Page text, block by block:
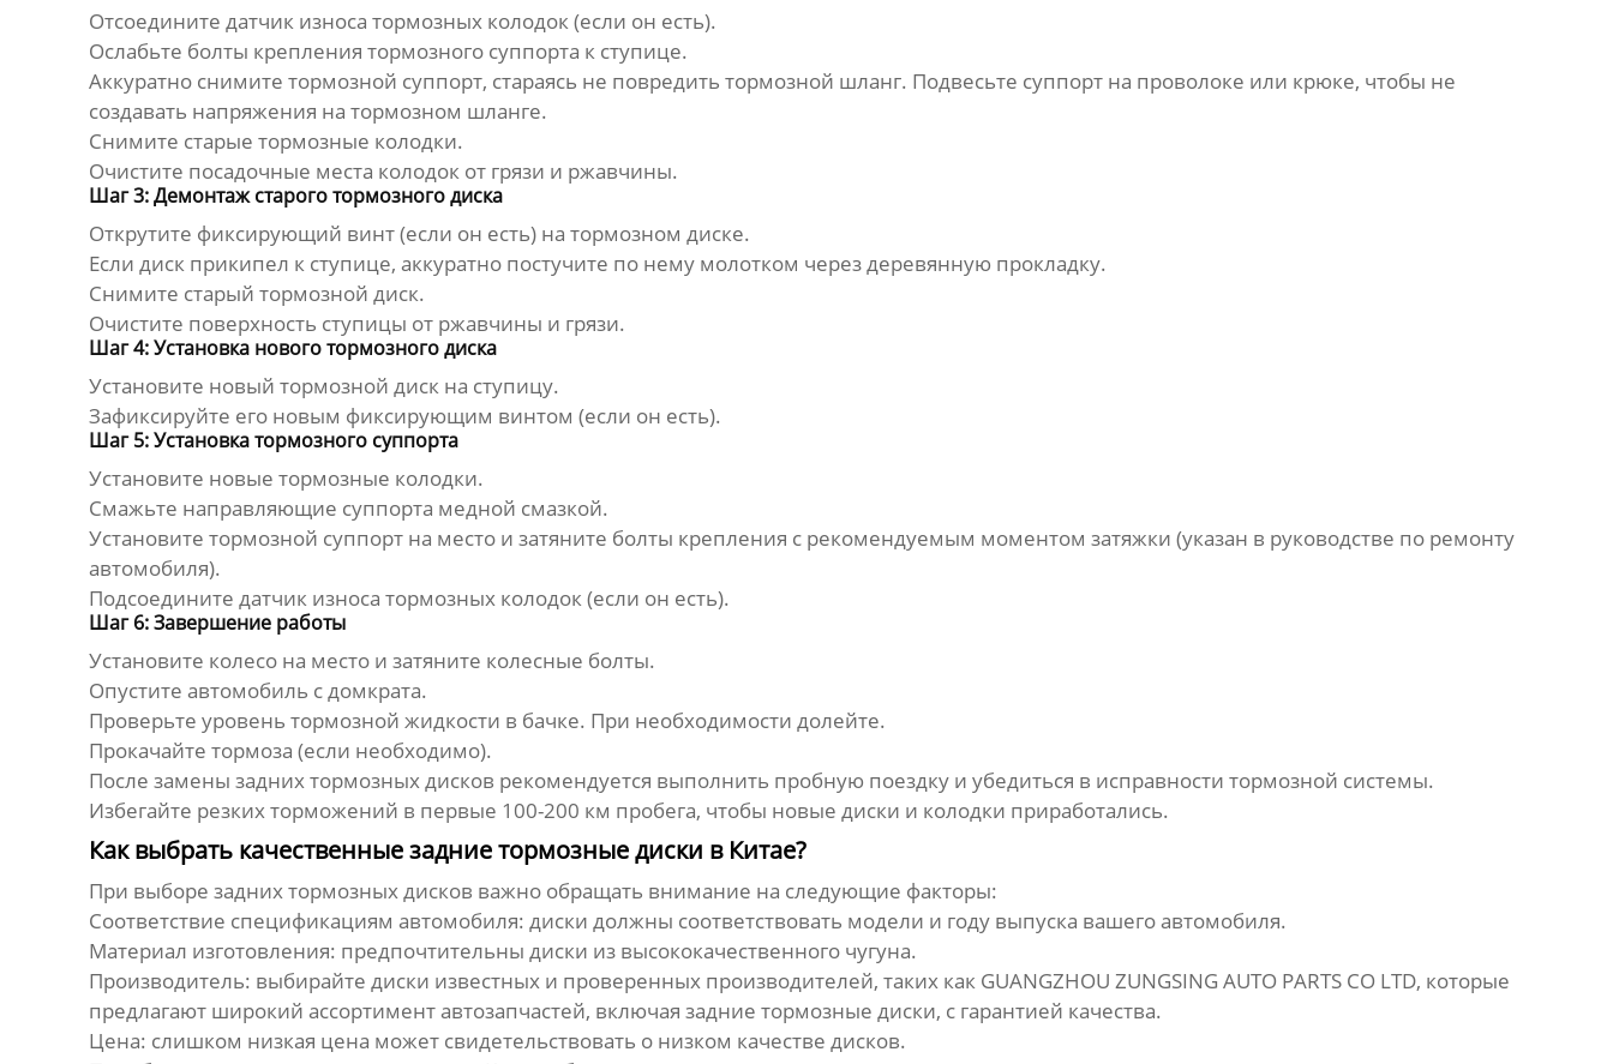
Отсоедините датчик износа тормозных колодок (если он есть).
Ослабьте болты крепления тормозного суппорта к ступице.
Аккуратно снимите тормозной суппорт, стараясь не повредить тормозной шланг. Подвесьте суппорт на проволоке или крюке, чтобы не
создавать напряжения на тормозном шланге.
Снимите старые тормозные колодки.
Очистите посадочные места колодок от грязи и ржавчины.
Шаг 3: Демонтаж старого тормозного диска
Открутите фиксирующий винт (если он есть) на тормозном диске.
Если диск прикипел к ступице, аккуратно постучите по нему молотком через деревянную прокладку.
Снимите старый тормозной диск.
Очистите поверхность ступицы от ржавчины и грязи.
Шаг 4: Установка нового тормозного диска
Установите новый тормозной диск на ступицу.
Зафиксируйте его новым фиксирующим винтом (если он есть).
Шаг 5: Установка тормозного суппорта
Установите новые тормозные колодки.
Смажьте направляющие суппорта медной смазкой.
Установите тормозной суппорт на место и затяните болты крепления с рекомендуемым моментом затяжки (указан в руководстве по ремонту
автомобиля).
Подсоедините датчик износа тормозных колодок (если он есть).
Шаг 6: Завершение работы
Установите колесо на место и затяните колесные болты.
Опустите автомобиль с домкрата.
Проверьте уровень тормозной жидкости в бачке. При необходимости долейте.
Прокачайте тормоза (если необходимо).
После замены задних тормозных дисков рекомендуется выполнить пробную поездку и убедиться в исправности тормозной системы.
Избегайте резких торможений в первые 100-200 км пробега, чтобы новые диски и колодки приработались.
Как выбрать качественные задние тормозные диски в Китае?
При выборе задних тормозных дисков важно обращать внимание на следующие факторы:
Соответствие спецификациям автомобиля: диски должны соответствовать модели и году выпуска вашего автомобиля.
Материал изготовления: предпочтительны диски из высококачественного чугуна.
Производитель: выбирайте диски известных и проверенных производителей, таких как GUANGZHOU ZUNGSING AUTO PARTS CO LTD, которые
предлагают широкий ассортимент автозапчастей, включая задние тормозные диски, с гарантией качества.
Цена: слишком низкая цена может свидетельствовать о низком качестве дисков.